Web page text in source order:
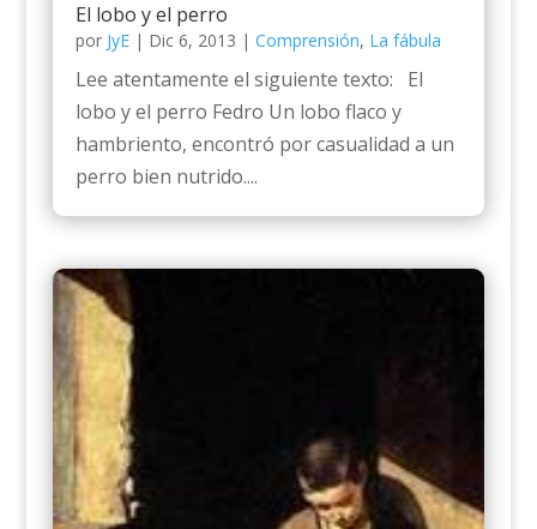
El lobo y el perro
por JyE| Dic 6, 2013 | Comprensión, La fábula
Lee atentamente el siguiente texto: El
lobo y el perro Fedro Un lobo flaco y
hambriento, encontró por casualidad a un
perro bien nutrido....